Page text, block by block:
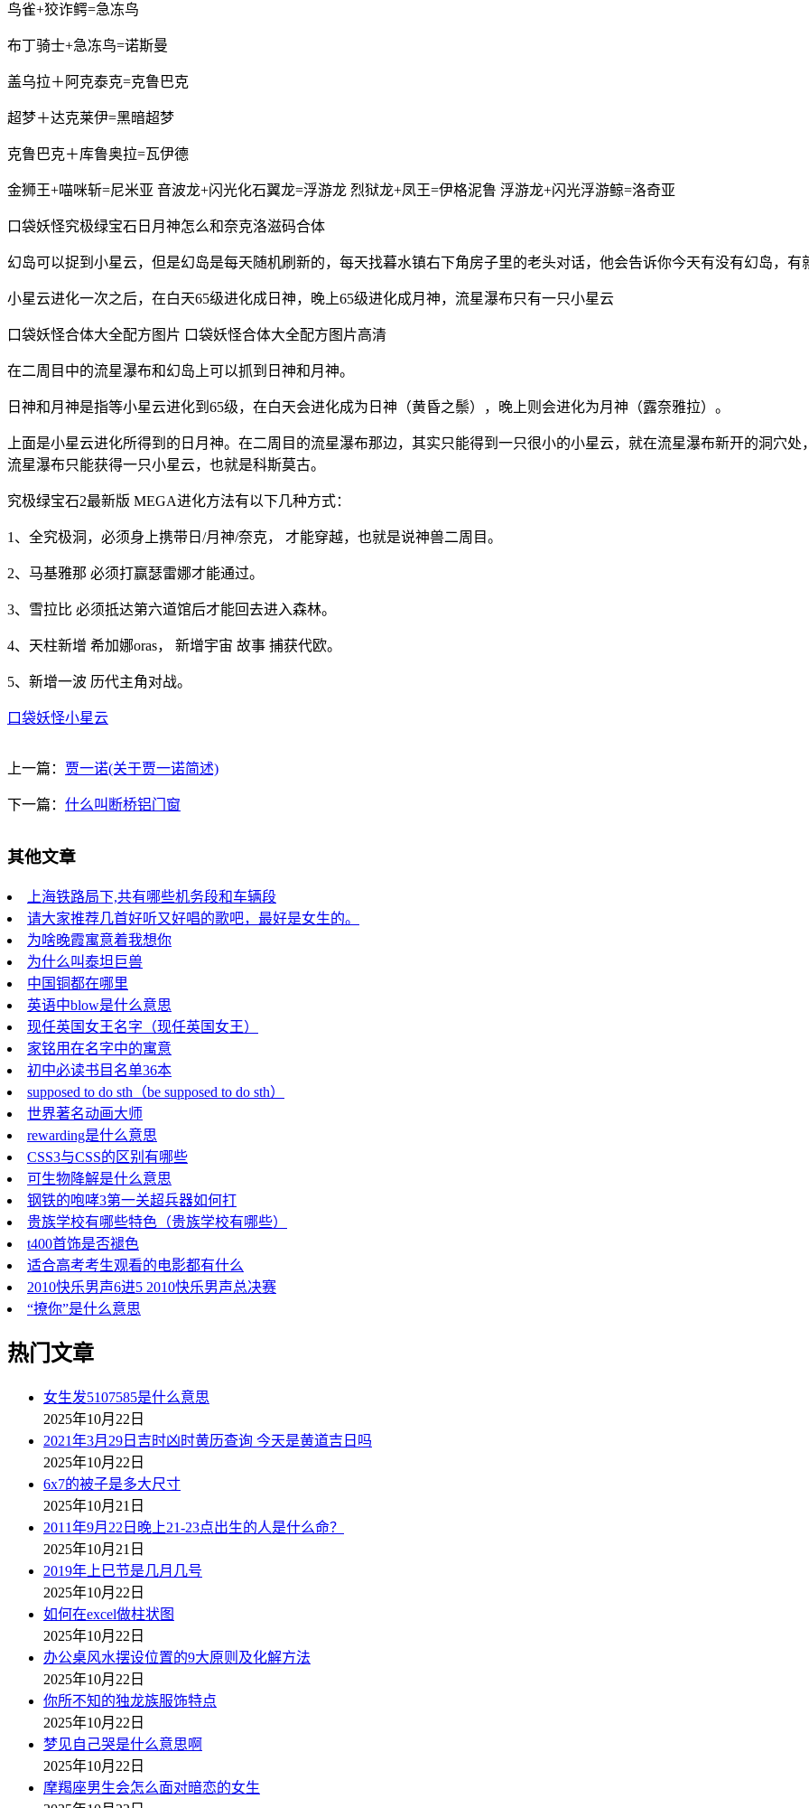
鸟雀+狡诈鳄=急冻鸟
布丁骑士+急冻鸟=诺斯曼
盖乌拉＋阿克泰克=克鲁巴克
超梦＋达克莱伊=黑暗超梦
克鲁巴克＋库鲁奥拉=瓦伊德
金狮王+喵咪斩=尼米亚 音波龙+闪光化石翼龙=浮游龙 烈狱龙+凤王=伊格泥鲁 浮游龙+闪光浮游鲸=洛奇亚
口袋妖怪究极绿宝石日月神怎么和奈克洛滋码合体
幻岛可以捉到小星云，但是幻岛是每天随机刷新的，每天找暮水镇右下角房子里的老头对话，他会告诉你今天有没有幻岛，有
小星云进化一次之后，在白天65级进化成日神，晚上65级进化成月神，流星瀑布只有一只小星云
口袋妖怪合体大全配方图片 口袋妖怪合体大全配方图片高清
在二周目中的流星瀑布和幻岛上可以抓到日神和月神。
日神和月神是指等小星云进化到65级，在白天会进化成为日神（黄昏之鬃），晚上则会进化为月神（露奈雅拉）。
上面是小星云进化所得到的日月神。在二周目的流星瀑布那边，其实只能得到一只很小的小星云，就在流星瀑布新开的洞穴
流星瀑布只能获得一只小星云，也就是科斯莫古。
究极绿宝石2最新版 MEGA进化方法有以下几种方式：
1、全究极洞，必须身上携带日/月神/奈克， 才能穿越，也就是说神兽二周目。
2、马基雅那 必须打赢瑟雷娜才能通过。
3、雪拉比 必须抵达第六道馆后才能回去进入森林。
4、天柱新增 希加娜oras， 新增宇宙 故事 捕获代欧。
5、新增一波 历代主角对战。
口袋妖怪小星云
上一篇： 贾一诺(关于贾一诺简述)
下一篇： 什么叫断桥铝门窗
其他文章
上海铁路局下,共有哪些机务段和车辆段
请大家推荐几首好听又好唱的歌吧，最好是女生的。
为啥晚霞寓意着我想你
为什么叫泰坦巨兽
中国铜都在哪里
英语中blow是什么意思
现任英国女王名字（现任英国女王）
家铭用在名字中的寓意
初中必读书目名单36本
supposed to do sth（be supposed to do sth）
世界著名动画大师
rewarding是什么意思
CSS3与CSS的区别有哪些
可生物降解是什么意思
钢铁的咆哮3第一关超兵器如何打
贵族学校有哪些特色（贵族学校有哪些）
t400首饰是否褪色
适合高考考生观看的电影都有什么
2010快乐男声6进5 2010快乐男声总决赛
“撩你”是什么意思
热门文章
女生发5107585是什么意思
2025年10月22日
2021年3月29日吉时凶时黄历查询 今天是黄道吉日吗
2025年10月22日
6x7的被子是多大尺寸
2025年10月21日
2011年9月22日晚上21-23点出生的人是什么命？
2025年10月21日
2019年上巳节是几月几号
2025年10月22日
如何在excel做柱状图
2025年10月22日
办公桌风水摆设位置的9大原则及化解方法
2025年10月22日
你所不知的独龙族服饰特点
2025年10月22日
梦见自己哭是什么意思啊
2025年10月22日
摩羯座男生会怎么面对暗恋的女生